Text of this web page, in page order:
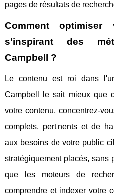
pages de résultats de
Comment
s'inspirant des
Campbell ?
Le contenu est roi dans
Campbell le sait mieux que
votre contenu, concentrez-
complets, pertinents et de
aux besoins de votre public
stratégiquement placés, sans
que les moteurs de
comprendre et indexer votre